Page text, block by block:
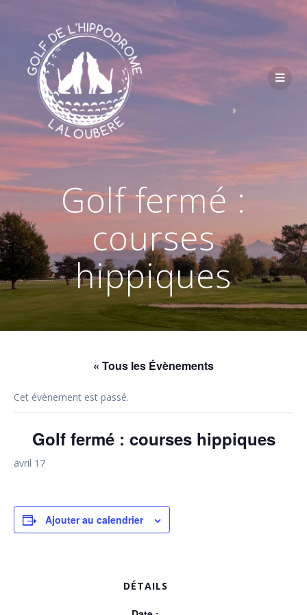
au
contenu
Golf fermé :
courses
hippiques
« Tous les Évènements
Cet évènement est passé.
Golf fermé : courses hippiques
avril 17
Ajouter au calendrier
DÉTAILS